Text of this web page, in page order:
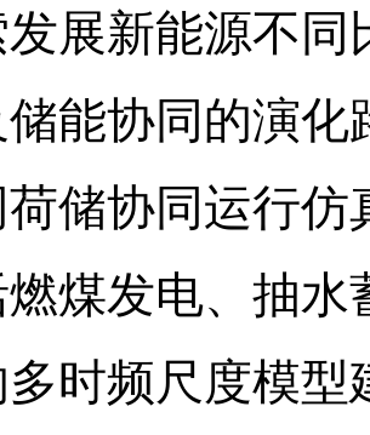
展新能源不
储能协同的演
储协同运行
燃煤发电、抽
时频尺度模